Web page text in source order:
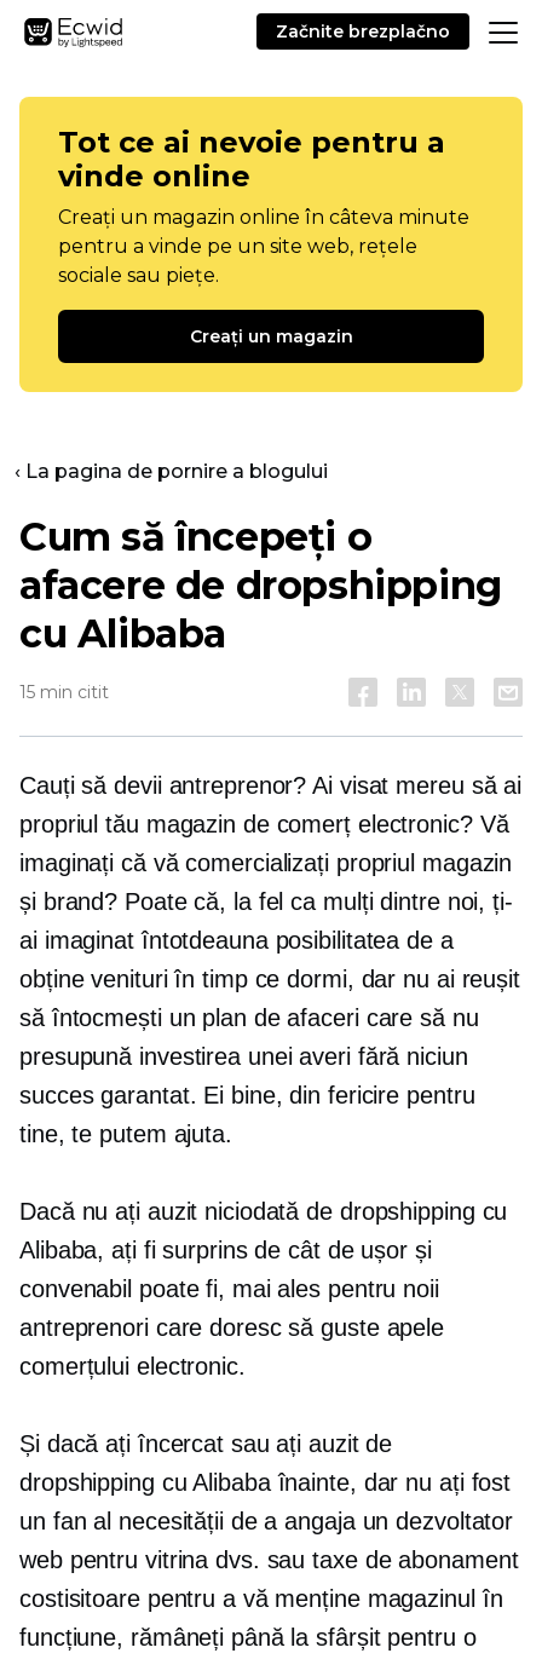
Začnite brezplačno
Tot ce ai nevoie pentru a
vinde online
Creați un magazin online în câteva minute
pentru a vinde pe un site web, rețele
sociale sau piețe.
Creați un magazin
‹ La pagina de pornire a blogului
Cum să începeți o
afacere de dropshipping
cu Alibaba
15 min citit
Cauți să devii antreprenor? Ai visat mereu să ai
propriul tău magazin de comerț electronic? Vă
imaginați că vă comercializați propriul magazin
și brand? Poate că, la fel ca mulți dintre noi, ți-
ai imaginat întotdeauna posibilitatea de a
obține venituri în timp ce dormi, dar nu ai reușit
să întocmești un plan de afaceri care să nu
presupună investirea unei averi fără niciun
succes garantat. Ei bine, din fericire pentru
tine, te putem ajuta.
Dacă nu ați auzit niciodată de dropshipping cu
Alibaba, ați fi surprins de cât de ușor și
convenabil poate fi, mai ales pentru noii
antreprenori care doresc să guste apele
comerțului electronic.
Și dacă ați încercat sau ați auzit de
dropshipping cu Alibaba înainte, dar nu ați fost
un fan al necesității de a angaja un dezvoltator
web pentru vitrina dvs. sau taxe de abonament
costisitoare pentru a vă menține magazinul în
funcțiune, rămâneți până la sfârșit pentru o